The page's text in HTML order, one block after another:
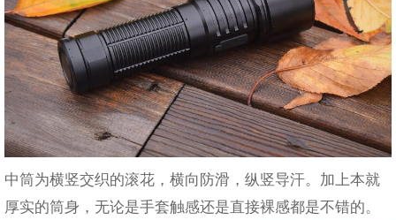
中筒为横竖交织的滚花，横向防滑，纵竖导汗。加上本就
厚实的筒身，无论是手套触感还是直接裸感都是不错的。